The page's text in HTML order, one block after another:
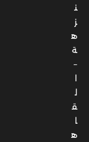
ن
ز
ه
ة
–
ا
ل
ق
ا
ه